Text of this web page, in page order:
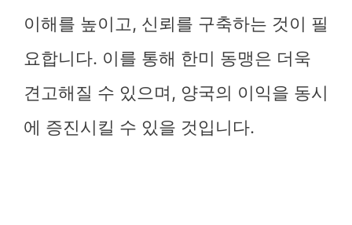
이해를 높이고, 신뢰를 구축하는 것이 필
요합니다. 이를 통해 한미 동맹은 더욱
견고해질 수 있으며, 양국의 이익을 동시
에 증진시킬 수 있을 것입니다.